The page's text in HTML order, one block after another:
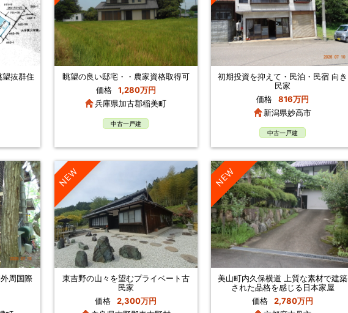
抜群住
眺望の良い邸宅・・農家資格取得可
価格
1,280万円
兵庫県加古郡稲美町
中古一戸建
初期投資を抑えて・民泊・民宿 向き
民家
価格
816万円
新潟県妙高市
中古一戸建
周国際
東吉野の山々を望むプライベート古
民家
価格
2,300万円
NEW
美山町内久保横道 上質な素材で建築
された品格を感じる日本家屋
価格
2,780万円
NEW